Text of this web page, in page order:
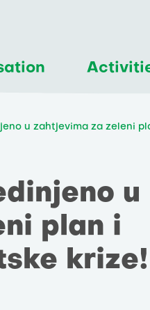
u zahtjevima za zeleni
u
plan i
krize!